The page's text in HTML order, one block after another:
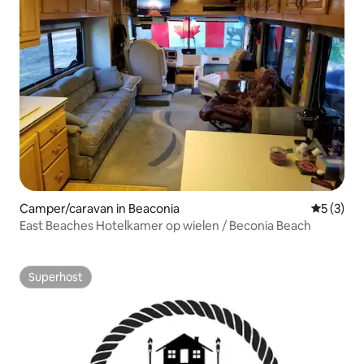
Camper/caravan in Beaconia
5 (3)
East Beaches Hotelkamer op wielen / Beconia Beach
Superhost
Superhost